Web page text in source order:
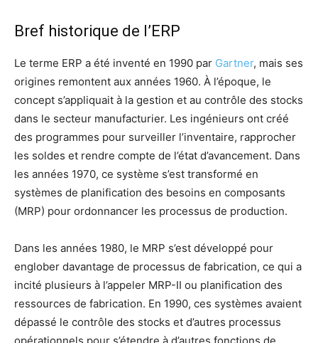
Bref historique de l’ERP
Le terme ERP a été inventé en 1990 par Gartner, mais ses
origines remontent aux années 1960. À l’époque, le
concept s’appliquait à la gestion et au contrôle des stocks
dans le secteur manufacturier. Les ingénieurs ont créé
des programmes pour surveiller l’inventaire, rapprocher
les soldes et rendre compte de l’état d’avancement. Dans
les années 1970, ce système s’est transformé en
systèmes de planification des besoins en composants
(MRP) pour ordonnancer les processus de production.
Dans les années 1980, le MRP s’est développé pour
englober davantage de processus de fabrication, ce qui a
incité plusieurs à l’appeler MRP-II ou planification des
ressources de fabrication. En 1990, ces systèmes avaient
dépassé le contrôle des stocks et d’autres processus